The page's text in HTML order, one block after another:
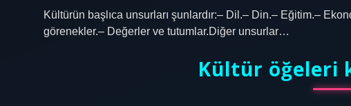
Kültürün başlıca unsurları şunlardır:– Dil.– Din.– Eğitim.–
görenekler.– Değerler ve tutumlar.Diğer unsurlar…
Kültür öğeleri